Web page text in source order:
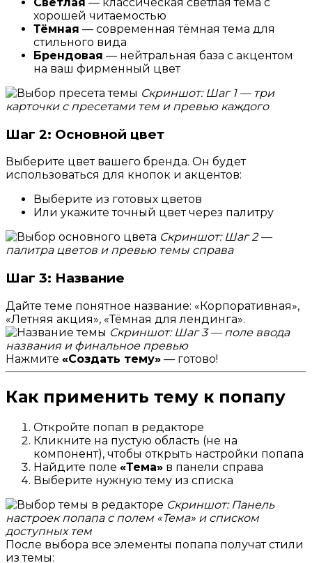
хорошей читаемостью
Тёмная — современная тёмная тема для
стильного вида
Брендовая — нейтральная база с акцентом
на ваш фирменный цвет
Скриншот: Шаг 1 — три
карточки с пресетами тем и превью каждого
Шаг 2: Основной цвет
Выберите цвет вашего бренда. Он будет
использоваться для кнопок и акцентов:
Выберите из готовых цветов
Или укажите точный цвет через палитру
Скриншот: Шаг 2 —
палитра цветов и превью темы справа
Шаг 3: Название
Дайте теме понятное название: «Корпоративная»,
«Летняя акция», «Тёмная для лендинга».
Скриншот: Шаг 3 — поле ввода
названия и финальное превью
Нажмите «Создать тему» — готово!
Как применить тему к попапу
Откройте попап в редакторе
Кликните на пустую область (не на
компонент), чтобы открыть настройки попапа
Найдите поле «Тема» в панели справа
Выберите нужную тему из списка
Скриншот: Панель
настроек попапа с полем «Тема» и списком
доступных тем
После выбора все элементы попапа получат стили
из темы: